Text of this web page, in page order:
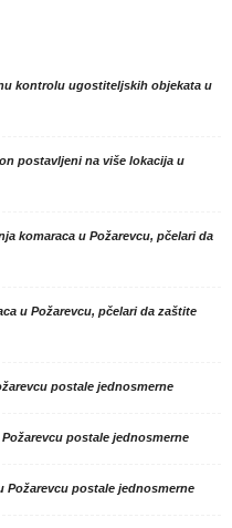
kontrolu ugostiteljskih objekata u
postavljeni na više lokacija u
komaraca u Požarevcu, pčelari da
u Požarevcu, pčelari da zaštite
postale jednosmerne
postale jednosmerne
Požarevcu postale jednosmerne